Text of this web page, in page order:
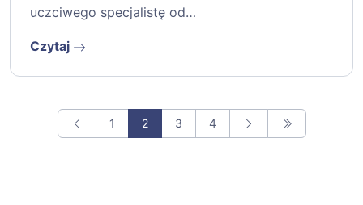
uczciwego specjalistę od…
Czytaj
1 2 3 4